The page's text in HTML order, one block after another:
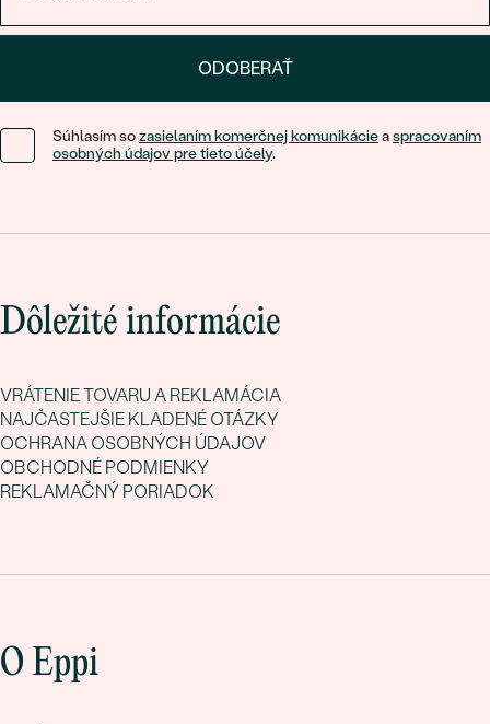
ODOBERAŤ
Súhlasím sozasielaním komerčnej komunikácieaspracovaním
osobných údajov pre tieto účely.
Dôležité informácie
VRÁTENIE TOVARU A REKLAMÁCIA
NAJČASTEJŠIE KLADENÉ OTÁZKY
OCHRANA OSOBNÝCH ÚDAJOV
OBCHODNÉ PODMIENKY
REKLAMAČNÝ PORIADOK
O Eppi